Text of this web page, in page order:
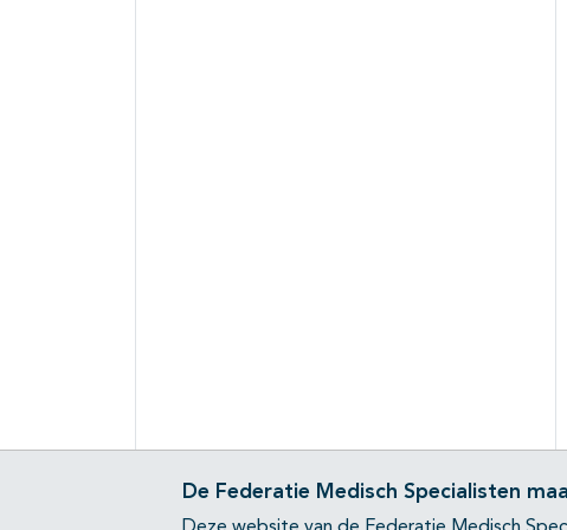
De Federatie Medisch Specialisten